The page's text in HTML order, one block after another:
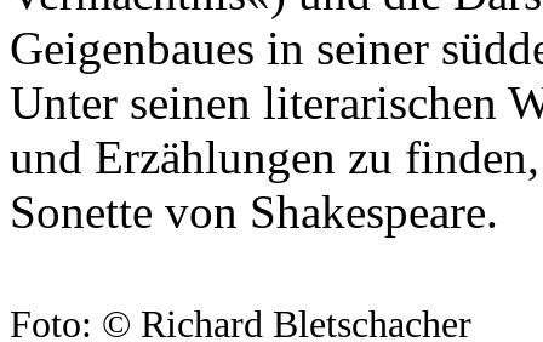
Geigenbaues in seiner
Unter seinen literarischen
und Erzählungen zu
Sonette von Shakespeare.
Foto: © Richard Bletschacher